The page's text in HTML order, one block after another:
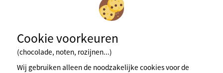
Inschrijven voor de nieuwsbrief
Cookie voorkeuren
(chocolade, noten, rozijnen...)
Wij gebruiken alleen de noodzakelijke cookies voor de